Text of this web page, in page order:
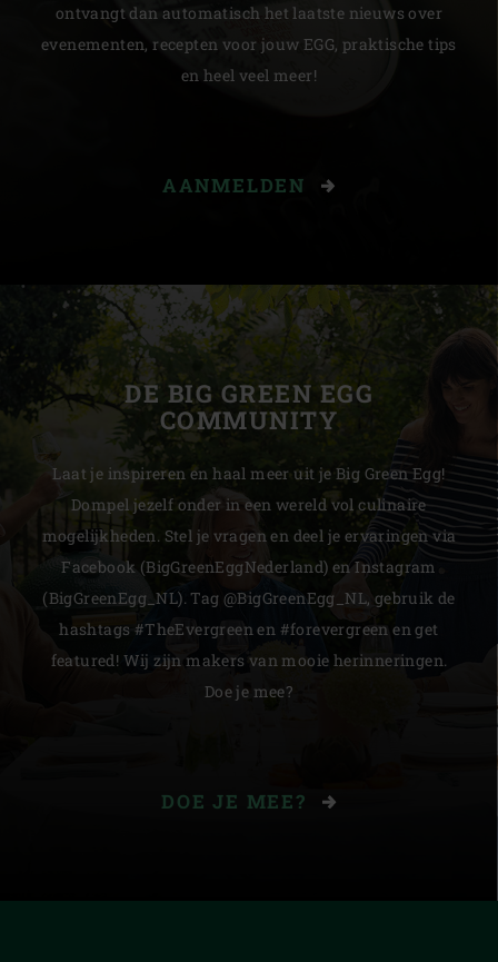
ontvangt dan automatisch het laatste nieuws over
evenementen, recepten voor jouw EGG, praktische tips
en heel veel meer!
AANMELDEN
DE BIG GREEN EGG
COMMUNITY
Laat je inspireren en haal meer uit je Big Green Egg!
Dompel jezelf onder in een wereld vol culinaire
mogelijkheden. Stel je vragen en deel je ervaringen via
Facebook (BigGreenEggNederland) en Instagram
(BigGreenEgg_NL). Tag @BigGreenEgg_NL, gebruik de
hashtags #TheEvergreen en #forevergreen en get
featured! Wij zijn makers van mooie herinneringen.
Doe je mee?
DOE JE MEE?